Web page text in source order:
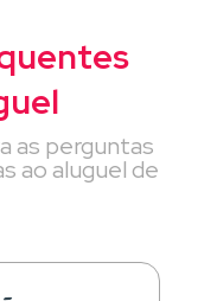
as perguntas
ao aluguel de